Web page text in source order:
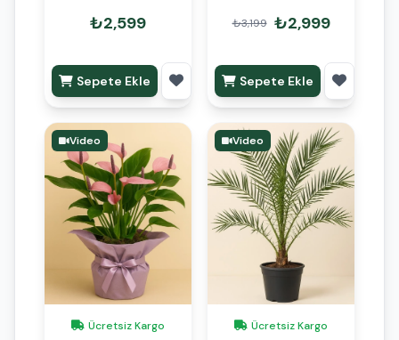
İki Kök 100cm
₺2,599
Sepete Ekle
Hediye Paketli
₺3,199 ₺2,999
Sepete Ekle
Video
Ücretsiz Kargo
Video
Ücretsiz Kargo